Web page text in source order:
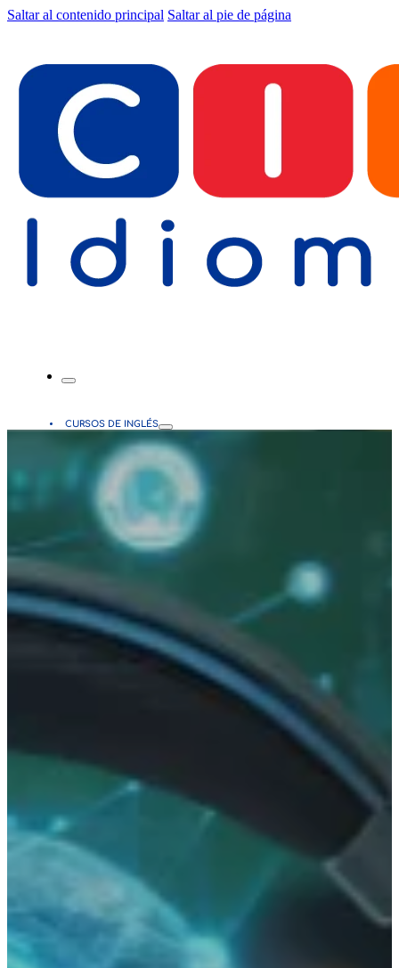
Saltar al contenido principal Saltar al pie de página
CURSOS DE INGLÉS
Todos los cursos
Adolescentes y Adultos
Semi Intensivo
NUESTRAS CLASES
Beneficios
Metodología
CIA Virtual
CIA Connect
NOSOTROS
¿Quiénes somos?
Otras sedes
Preguntas frecuentes
QUIERO ASESORÍA